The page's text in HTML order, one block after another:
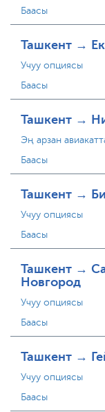
Баасы
Ташкент →
Учуу опциясы
Баасы
Ташкент →
Эң арзан
Баасы
Ташкент →
Учуу опциясы
Баасы
Ташкент →
Новгород
Учуу опциясы
Баасы
Ташкент →
Учуу опциясы
Баасы